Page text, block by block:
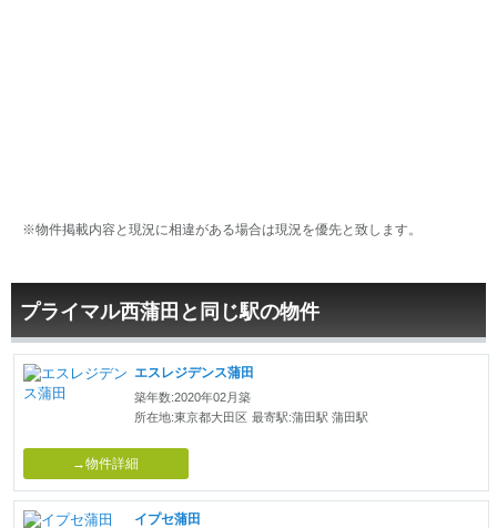
※物件掲載内容と現況に相違がある場合は現況を優先と致します。
プライマル西蒲田と同じ駅の物件
エスレジデンス蒲田
築年数:2020年02月築
所在地:東京都大田区 最寄駅:蒲田駅 蒲田駅
→物件詳細
イプセ蒲田